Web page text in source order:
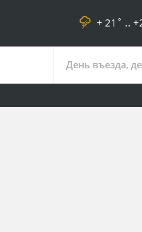
+ 21˚ ..
День въезда,